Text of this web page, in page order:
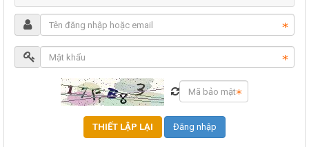
Đăng nhập